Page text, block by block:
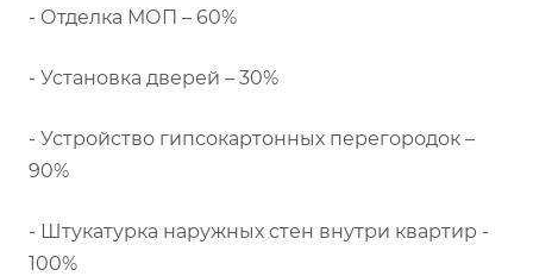
- Отделка МОП – 60%
- Установка дверей – 30%
- Устройство гипсокартонных перегородок –
90%
- Штукатурка наружных стен внутри квартир -
100%